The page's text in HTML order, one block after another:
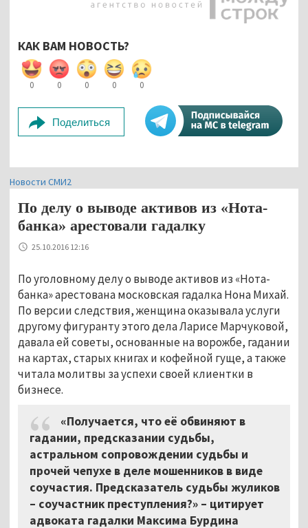
КАК ВАМ НОВОСТЬ?
0 0 0 0 0
Поделиться
Новости СМИ2
По делу о выводе активов из «Нота-
банка» арестовали гадалку
25.10.2016 12:16
По уголовному делу о выводе активов из «Нота-
банка» арестована московская гадалка Нона Михай.
По версии следствия, женщина оказывала услуги
другому фигуранту этого дела Ларисе Марчуковой,
давала ей советы, основанные на ворожбе, гадании
на картах, старых книгах и кофейной гуще, а также
читала молитвы за успехи своей клиентки в
бизнесе.
«Получается, что её обвиняют в
гадании, предсказании судьбы,
астральном сопровождении судьбы и
прочей чепухе в деле мошенников в виде
соучастия. Предсказатель судьбы жуликов
– соучастник преступления?» – цитирует
адвоката гадалки Максима Бурдина